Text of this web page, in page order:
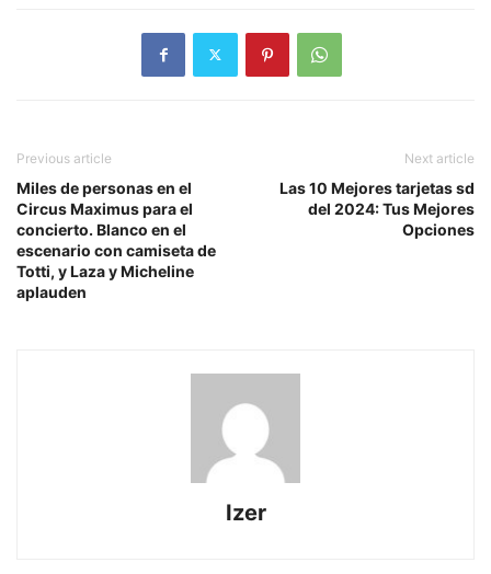
Previous article
Miles de personas en el
Circus Maximus para el
concierto. Blanco en el
escenario con camiseta de
Totti, y Laza y Micheline
aplauden
Next article
Las 10 Mejores tarjetas sd
del 2024: Tus Mejores
Opciones
Izer